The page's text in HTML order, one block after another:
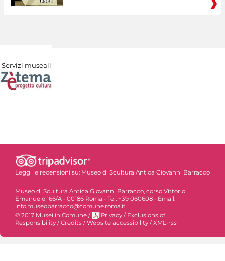
Servizi museali
Leggi le recensioni su: Museo di Scultura Antica Giovanni Barracco
Museo di Scultura Antica Giovanni Barracco, corso Vittorio
Emanuele 166/A - 00186 Roma - Tel. +39 060608 - Email:
info.museobarracco@comune.roma.it
© 2017 Musei in Comune / Privacy / Exclusions of
Responsibility /Credits /Website accessibility /XML-rss